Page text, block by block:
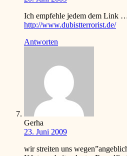
Ich empfehle jedem dem Link
http://www.dubistterrorist.de/
Antworten
Gerha
23. Juni 2009
wir streiten uns